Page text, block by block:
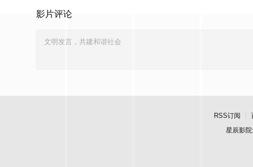
影片评论
RSS订阅
星辰影院